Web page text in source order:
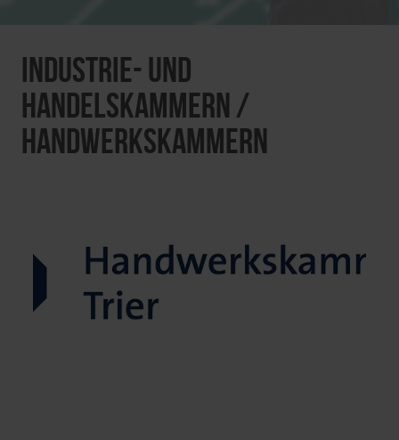
Industrie- und
Handelskammern /
Handwerkskammern